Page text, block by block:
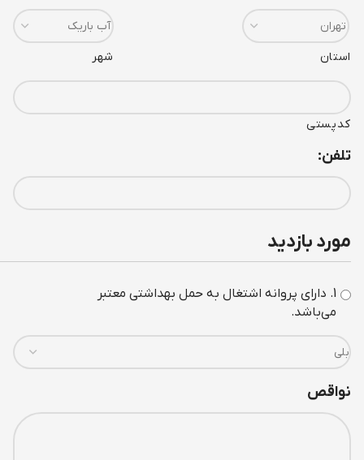
شهر استان
کدپستی
تلفن:
مورد بازديد
1. دارای پروانه اشتغال به حمل بهداشتی معتبر
می‌باشد.
نواقص